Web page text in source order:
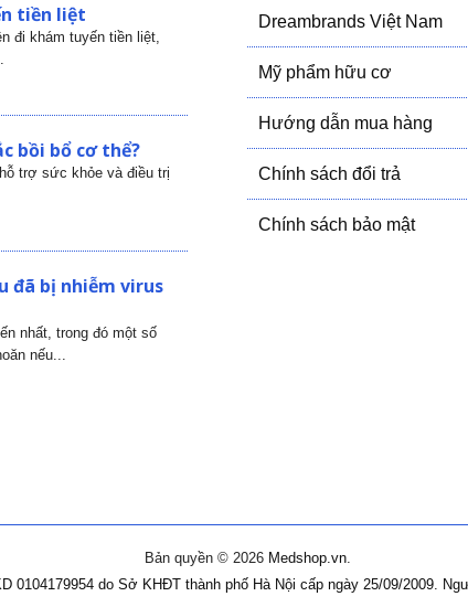
tiền liệt
đi khám tuyến tiền liệt,
bồi bổ cơ thể?
trợ sức khỏe và điều trị
đã bị nhiễm virus
nhất, trong đó một số
nếu...
Dreambrands Việt Nam
Mỹ phẩm hữu cơ
Hướng dẫn mua hàng
Chính sách đổi trả
Chính sách bảo mật
Bản quyền © 2026 Medshop.vn.
0104179954 do Sở KHĐT thành phố Hà Nội cấp ngày 25/09/2009.